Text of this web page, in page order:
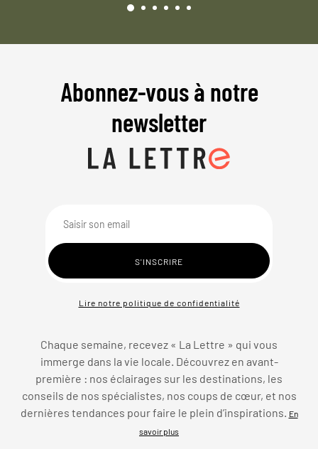
Abonnez-vous à notre
newsletter
Lire notre politique de confidentialité
Chaque semaine, recevez « La Lettre » qui vous
immerge dans la vie locale. Découvrez en avant-
première : nos éclairages sur les destinations, les
conseils de nos spécialistes, nos coups de cœur, et nos
dernières tendances pour faire le plein d’inspirations.
En
savoir plus